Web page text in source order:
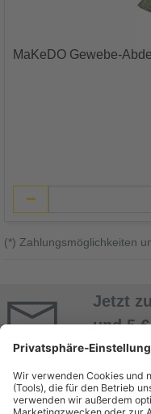
MaKeDO Gewebe-
(*) Zahlungsmöglichkeiten
Jetzt
und 5
* Alle Daten werden vertraulich
Kundenkonto! Mindestbestellwert 50